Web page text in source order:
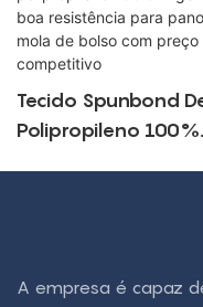
Tecido Spunbond
Polipropileno 100%
A empresa é capaz